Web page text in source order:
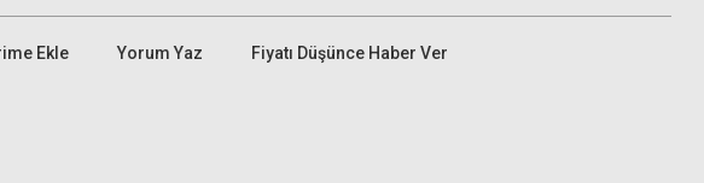
Yorum Yaz Fiyatı Düşünce Haber Ver